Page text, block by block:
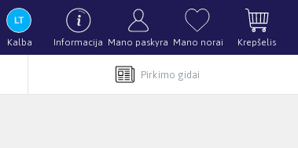
Kalba Informacija Mano paskyra Mano norai Krepšelis
Pirkimo gidai